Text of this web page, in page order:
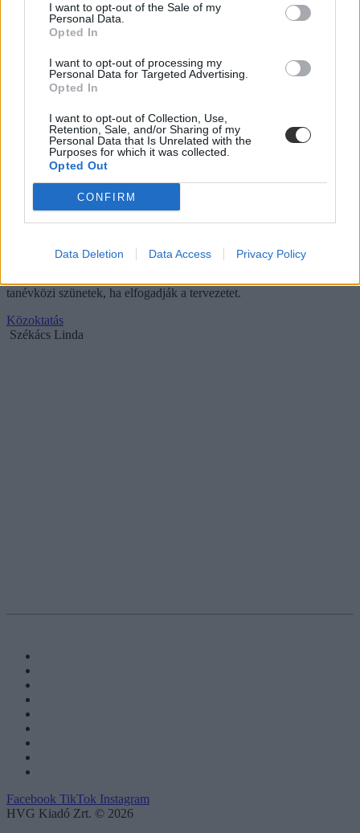
I want to opt-out of the Sale of my
Personal Data.
Opted In
I want to opt-out of processing my
Personal Data for Targeted Advertising.
Opted In
I want to opt-out of Collection, Use,
Retention, Sale, and/or Sharing of my
Personal Data that Is Unrelated with the
Purposes for which it was collected.
Opted Out
CONFIRM
Data Deletion Data Access Privacy Policy
Ekkor lehetnek a tanítási szünetek a 2025/26-os
tanévben
A hétvége folyamán nyilvánosságra hozta a Belügyminisztérium a
2025/26-os tanév rendje tervezetét. Bár ez még nem végleges -
tanévközi szünetek, ha elfogadják a tervezetet.
Közoktatás
Székács Linda
Facebook TikTok Instagram
HVG Kiadó Zrt. © 2026